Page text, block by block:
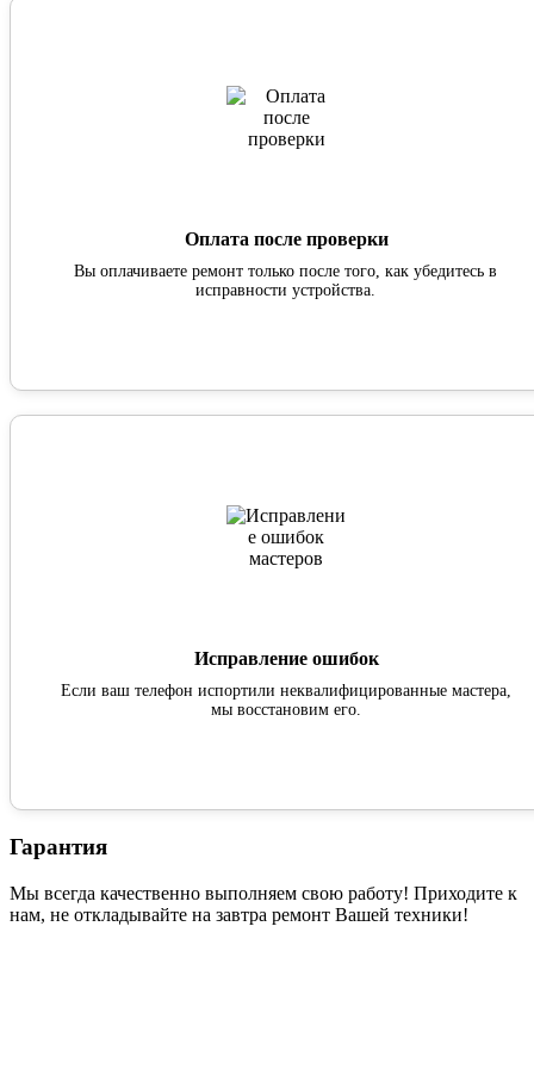
Оплата после проверки
Вы оплачиваете ремонт только после того, как убедитесь в
исправности устройства.
Исправление ошибок
Если ваш телефон испортили неквалифицированные мастера,
мы восстановим его.
Гарантия
Мы всегда качественно выполняем свою работу! Приходите к
нам, не откладывайте на завтра ремонт Вашей техники!